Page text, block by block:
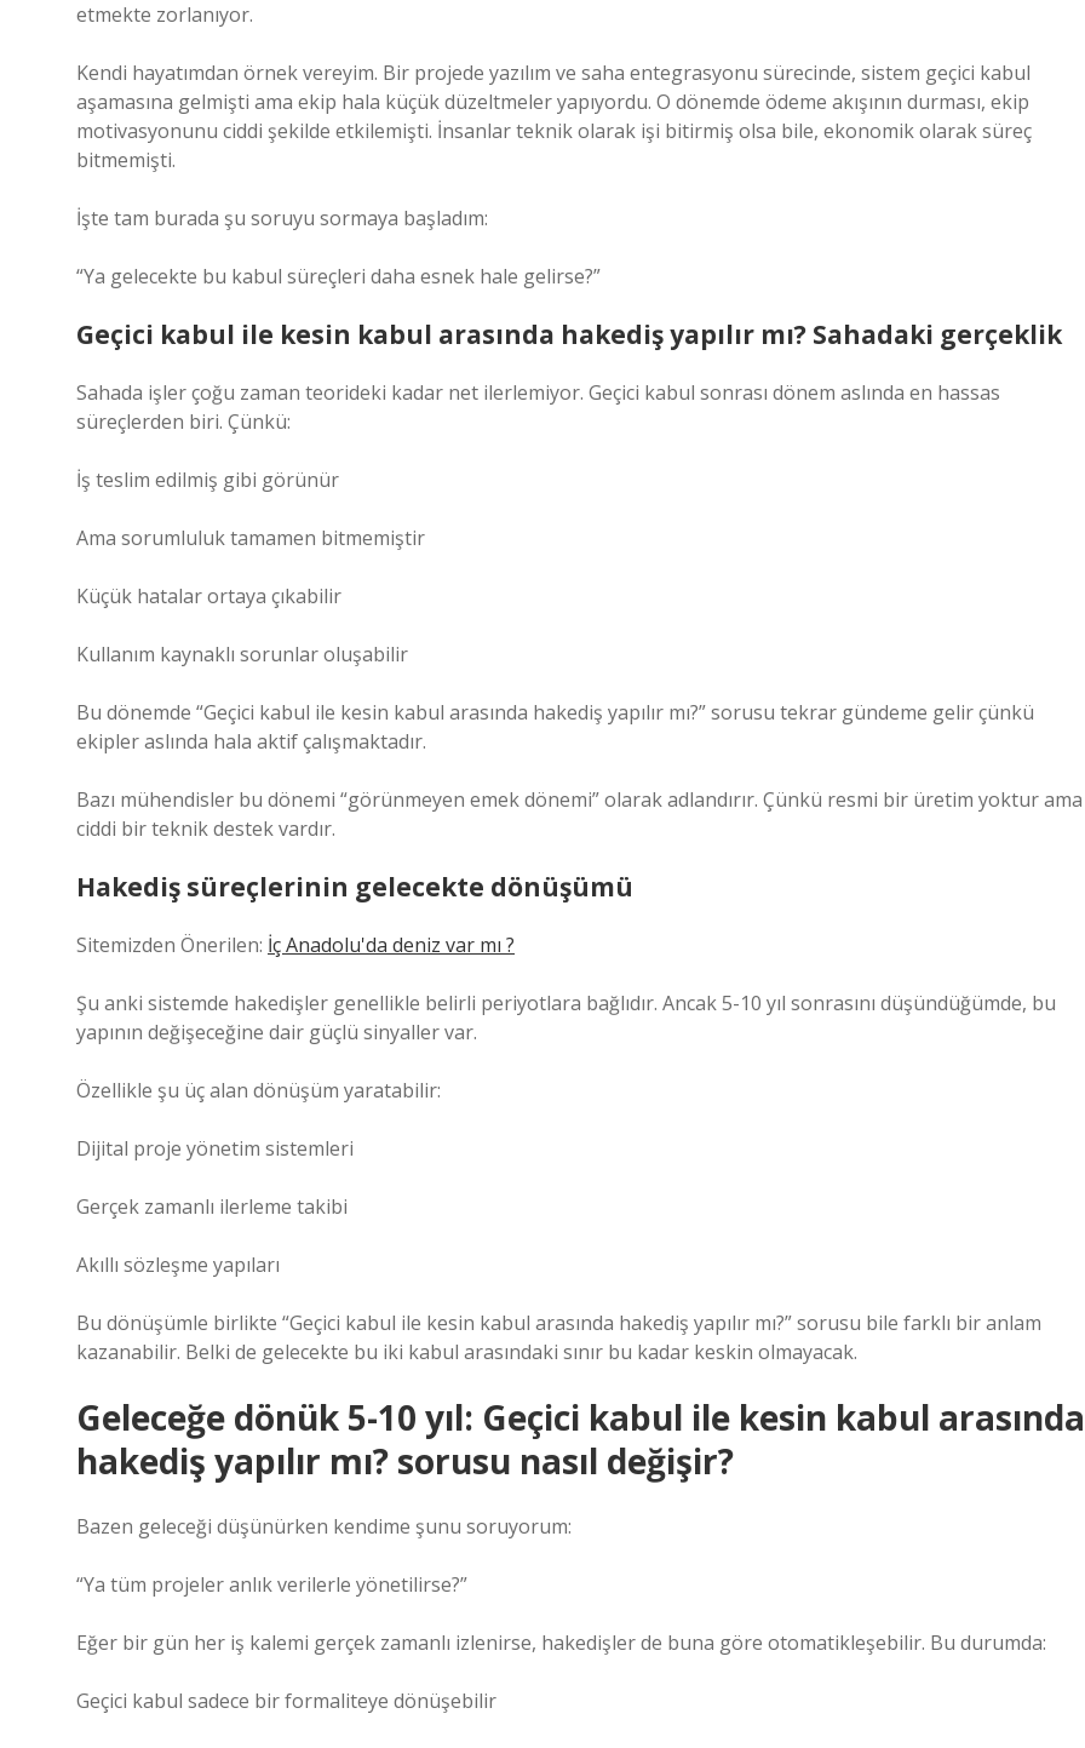
etmekte zorlanıyor.
Kendi hayatımdan örnek vereyim. Bir projede yazılım ve saha entegrasyonu sürecinde, sistem geçici kabul
aşamasına gelmişti ama ekip hala küçük düzeltmeler yapıyordu. O dönemde ödeme akışının durması, ekip
motivasyonunu ciddi şekilde etkilemişti. İnsanlar teknik olarak işi bitirmiş olsa bile, ekonomik olarak süreç
bitmemişti.
İşte tam burada şu soruyu sormaya başladım:
“Ya gelecekte bu kabul süreçleri daha esnek hale gelirse?”
Geçici kabul ile kesin kabul arasında hakediş yapılır mı? Sahadaki gerçeklik
Sahada işler çoğu zaman teorideki kadar net ilerlemiyor. Geçici kabul sonrası dönem aslında en hassas
süreçlerden biri. Çünkü:
İş teslim edilmiş gibi görünür
Ama sorumluluk tamamen bitmemiştir
Küçük hatalar ortaya çıkabilir
Kullanım kaynaklı sorunlar oluşabilir
Bu dönemde “Geçici kabul ile kesin kabul arasında hakediş yapılır mı?” sorusu tekrar gündeme gelir çünkü
ekipler aslında hala aktif çalışmaktadır.
Bazı mühendisler bu dönemi “görünmeyen emek dönemi” olarak adlandırır. Çünkü resmi bir üretim yoktur ama
ciddi bir teknik destek vardır.
Hakediş süreçlerinin gelecekte dönüşümü
Sitemizden Önerilen: İç Anadolu'da deniz var mı ?
Şu anki sistemde hakedişler genellikle belirli periyotlara bağlıdır. Ancak 5-10 yıl sonrasını düşündüğümde, bu
yapının değişeceğine dair güçlü sinyaller var.
Özellikle şu üç alan dönüşüm yaratabilir:
Dijital proje yönetim sistemleri
Gerçek zamanlı ilerleme takibi
Akıllı sözleşme yapıları
Bu dönüşümle birlikte “Geçici kabul ile kesin kabul arasında hakediş yapılır mı?” sorusu bile farklı bir anlam
kazanabilir. Belki de gelecekte bu iki kabul arasındaki sınır bu kadar keskin olmayacak.
Geleceğe dönük 5-10 yıl: Geçici kabul ile kesin kabul arasında
hakediş yapılır mı? sorusu nasıl değişir?
Bazen geleceği düşünürken kendime şunu soruyorum:
“Ya tüm projeler anlık verilerle yönetilirse?”
Eğer bir gün her iş kalemi gerçek zamanlı izlenirse, hakedişler de buna göre otomatikleşebilir. Bu durumda:
Geçici kabul sadece bir formaliteye dönüşebilir